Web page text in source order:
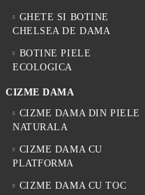
GHETE SI BOTINE
CHELSEA DE DAMA
BOTINE PIELE
ECOLOGICA
CIZME DAMA
CIZME DAMA DIN PIELE
NATURALA
CIZME DAMA CU
PLATFORMA
CIZME DAMA CU TOC